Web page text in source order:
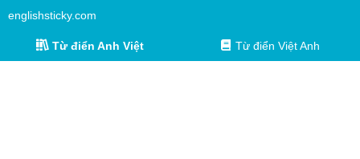
englishsticky.com
Từ điển Anh Việt Từ điển Việt Anh